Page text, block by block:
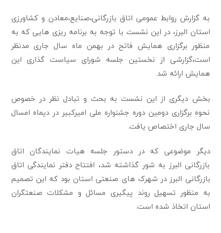
به گزارش روابط عمومی اتاق بازرگانی،صنایع،معادن و کشاورزی
استان البرز، در این نشست با توجه به برنامه ریزی هایی که به
منظور برگزاری همایش فاتح در بهمن ماه سال جاری مدنظر
است،گزارشی از نخستین جلسه شورای سیاست گذاری این
همایش ارائه شد.
بخش دیگری از این نشست به بحث و تبادل نظر در خصوص
نحوه برگزاری دومین دوره جشنواره ملی امیرکبیر در دیماه امسال
سال جاری اختصاص یافت.
دیگر موضوعی که در دستور جلسه هیات نمایندگان اتاق
بازرگانی البرز به شور گذاشته شد، افتتاح دفتر نمایندگی اتاق
بازرگانی البرز در شهرک های صنعتی استان بود که این تصمیم
به منظور تسهیل روند پیگیری مسائل و مشکلات صنعتگران
استان اتخاذ شده است.